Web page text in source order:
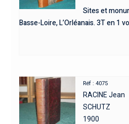
Sites et
Basse-Loire, L’Orléanais. 3T en 1
Réf : 4075
RACINE Jean
SCHUTZ
1900